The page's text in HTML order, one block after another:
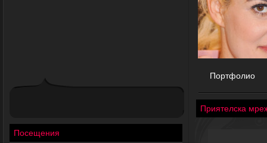
Посещения
Портфолио
Приятелска